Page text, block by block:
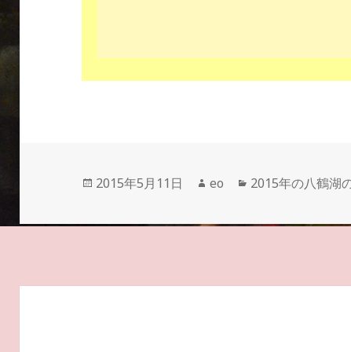
投
日:
2015年5月11日
作
者
eo
カ
ゴ
2015年の八鶴湖